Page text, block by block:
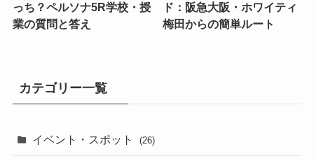
っち？ペルソナ5R学校・授
業の質問と答え
ド：阪急大阪・ホワイティ
梅田からの簡単ルート
カテゴリー一覧
イベント・スポット (26)